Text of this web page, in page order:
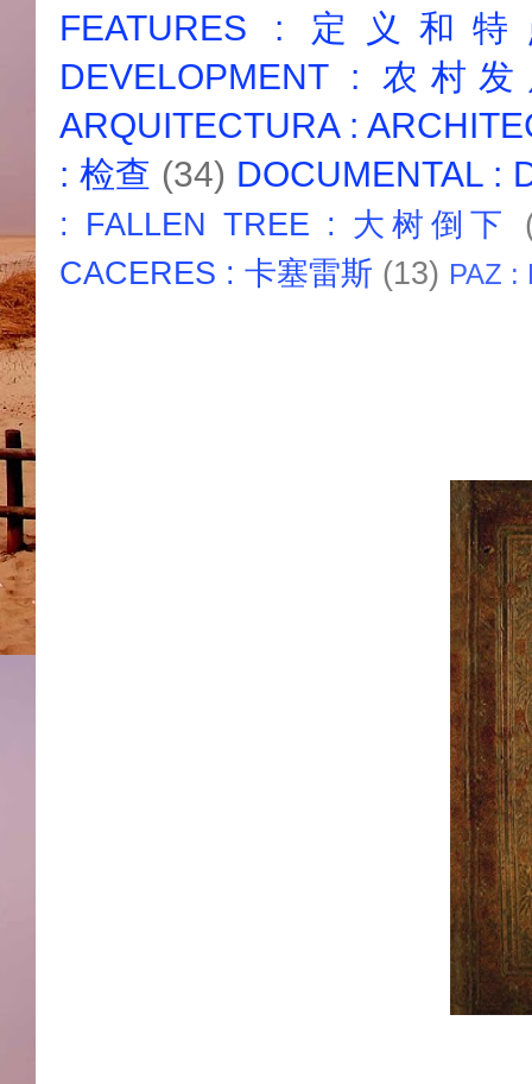
FEATURES : 定义和
DEVELOPMENT : 农村
ARQUITECTURA :
: 检查 (34) DOCUMENTAL :
: FALLEN TREE : 大树倒下
CACERES : 卡塞雷斯 (13) PAZ :